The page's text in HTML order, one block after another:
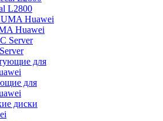
L2800
Huawei
для
диски